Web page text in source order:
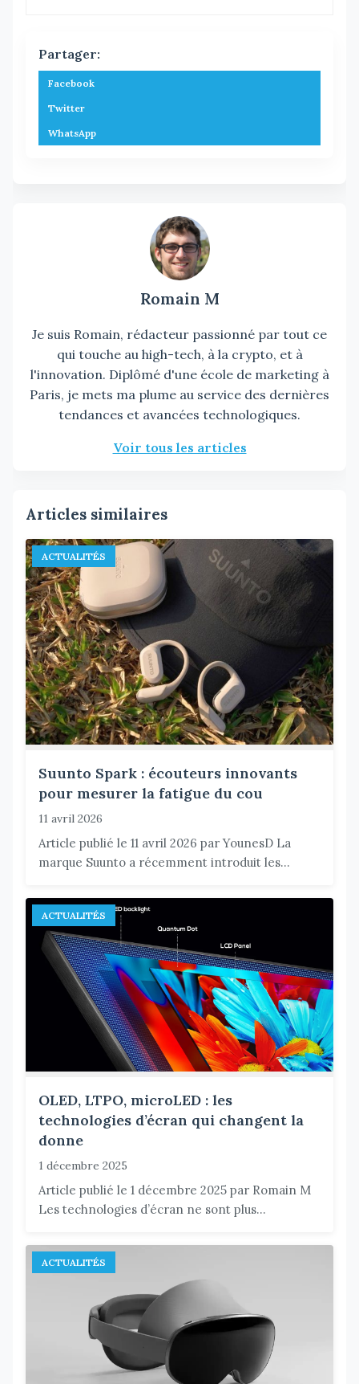
Partager:
Facebook
Twitter
WhatsApp
Romain M
Je suis Romain, rédacteur passionné par tout ce
qui touche au high-tech, à la crypto, et à
l'innovation. Diplômé d'une école de marketing à
Paris, je mets ma plume au service des dernières
tendances et avancées technologiques.
Voir tous les articles
Articles similaires
ACTUALITÉS
Suunto Spark : écouteurs innovants
pour mesurer la fatigue du cou
11 avril 2026
Article publié le 11 avril 2026 par YounesD La
marque Suunto a récemment introduit les...
ACTUALITÉS
OLED, LTPO, microLED : les
technologies d’écran qui changent la
donne
1 décembre 2025
Article publié le 1 décembre 2025 par Romain M
Les technologies d’écran ne sont plus...
ACTUALITÉS